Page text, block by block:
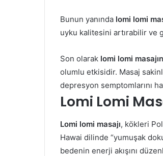
Bunun yanında lomi lomi
uyku kalitesini artırabilir ve
Son olarak lomi lomi
olumlu etkisidir. Masaj
depresyon semptomlarını
Lomi Lomi
Lomi lomi masajı, kökleri
Hawai dilinde “yumuşak
bedenin enerji akışını